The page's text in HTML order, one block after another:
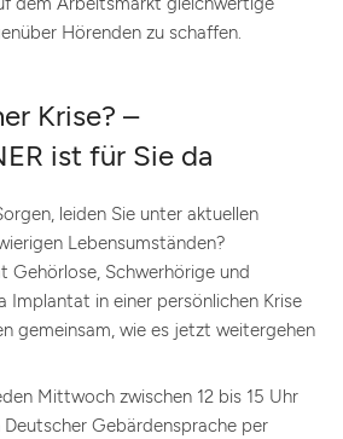
Hörenden zu schaffen.
Krise? –
ist für Sie da
leiden Sie unter aktuellen
Lebensumständen?
Gehörlose, Schwerhörige und
Implantat in einer persönlichen Krise
gemeinsam, wie es jetzt weitergehen
Mittwoch zwischen 12 bis 15 Uhr
Gebärdensprache per